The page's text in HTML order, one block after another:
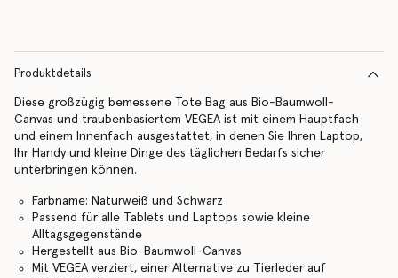
Produktdetails
Diese großzügig bemessene Tote Bag aus Bio-Baumwoll-
Canvas und traubenbasiertem VEGEA ist mit einem Hauptfach
und einem Innenfach ausgestattet, in denen Sie Ihren Laptop,
Ihr Handy und kleine Dinge des täglichen Bedarfs sicher
unterbringen können.
Farbname: Naturweiß und Schwarz
Passend für alle Tablets und Laptops sowie kleine
Alltagsgegenstände
Hergestellt aus Bio-Baumwoll-Canvas
Mit VEGEA verziert, einer Alternative zu Tierleder auf